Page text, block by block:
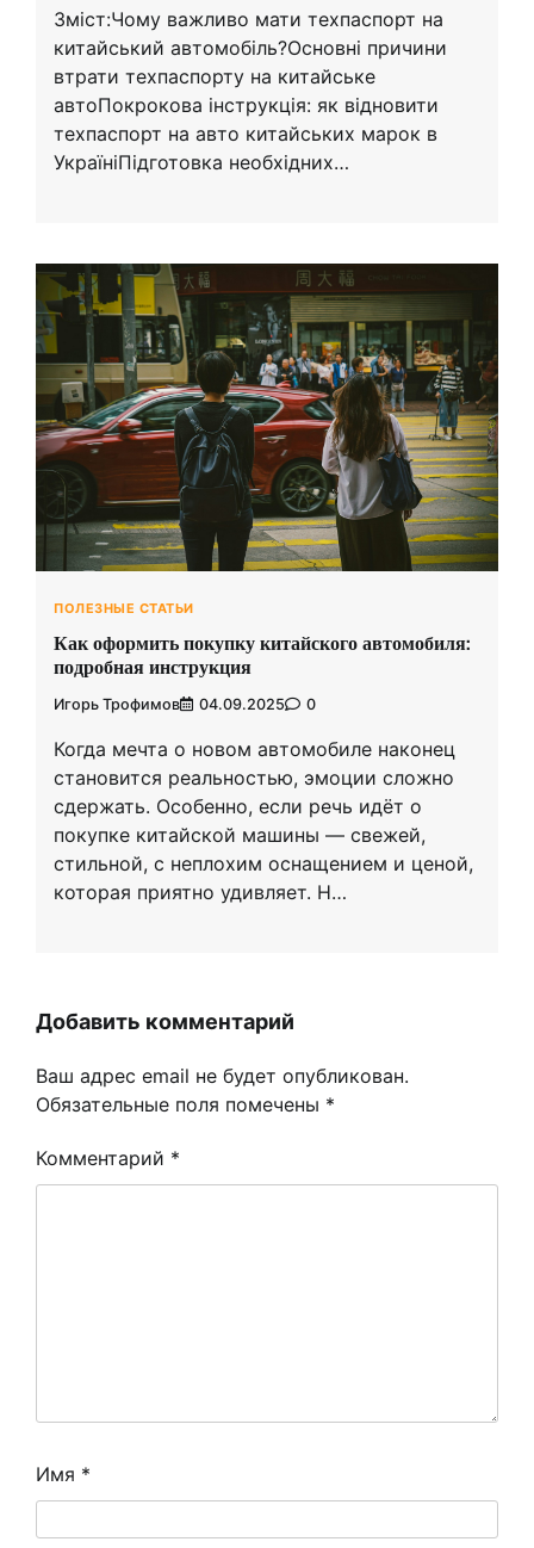
Зміст:Чому важливо мати техпаспорт на
китайський автомобіль?Основні причини
втрати техпаспорту на китайське
автоПокрокова інструкція: як відновити
техпаспорт на авто китайських марок в
УкраїніПідготовка необхідних…
ПОЛЕЗНЫЕ СТАТЬИ
Как оформить покупку китайского автомобиля:
подробная инструкция
Игорь Трофимов 04.09.2025 0
Когда мечта о новом автомобиле наконец
становится реальностью, эмоции сложно
сдержать. Особенно, если речь идёт о
покупке китайской машины — свежей,
стильной, с неплохим оснащением и ценой,
которая приятно удивляет. Н…
Добавить комментарий
Ваш адрес email не будет опубликован.
Обязательные поля помечены *
Комментарий *
Имя *